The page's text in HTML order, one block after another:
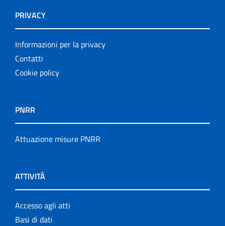
PRIVACY
Informazioni per la privacy
Contatti
Cookie policy
PNRR
Attuazione misure PNRR
ATTIVITÀ
Accesso agli atti
Basi di dati